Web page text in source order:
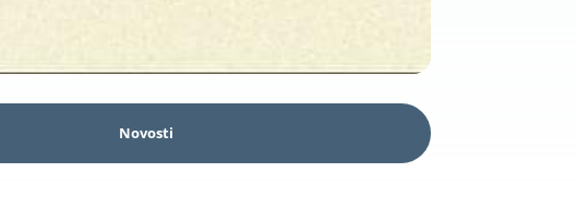
Novosti